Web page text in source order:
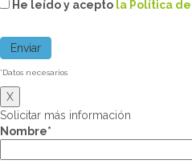
He leído y acepto la Política
*Datos necesarios
X
Solicitar más información
Nombre*